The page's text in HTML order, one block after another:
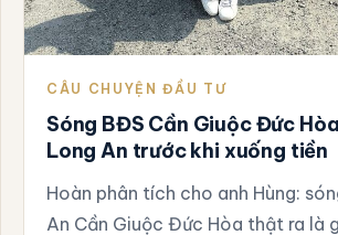
CÂU CHUYỆN ĐẦU TƯ
Sóng BĐS Cần Giuộc Đức
Long An trước khi xuống tiền
Hoàn phân tích cho anh Hùng:
An Cần Giuộc Đức Hòa thật ra là